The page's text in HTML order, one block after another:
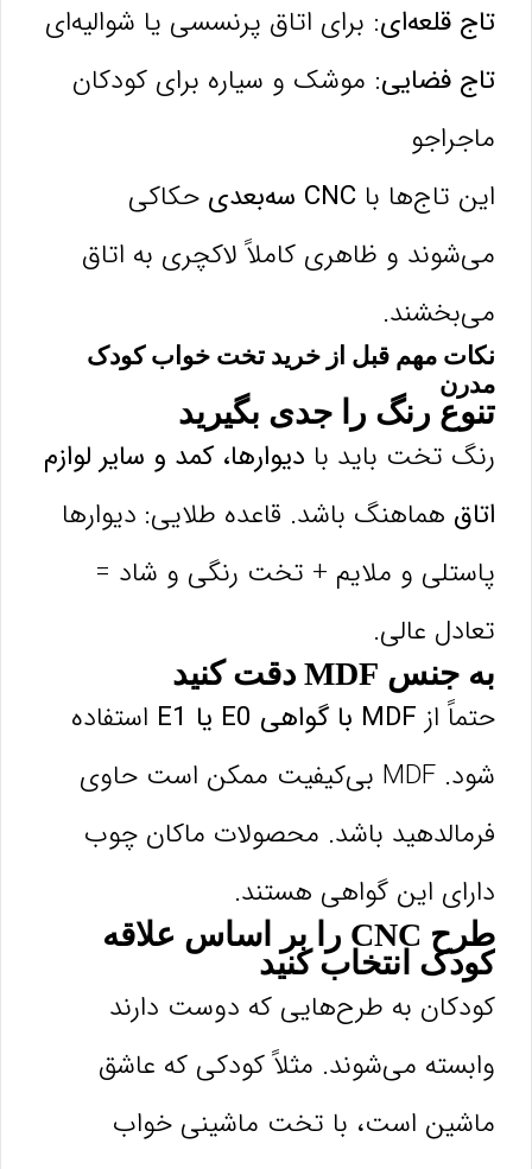
تاج قلعه‌ای: برای اتاق پرنسسی یا شوالیه‌ای
تاج فضایی: موشک و سیاره برای کودکان
ماجراجو
این تاج‌ها با CNC سه‌بعدی
حکاکی
می‌شوند و ظاهری کاملاً لاکچری به اتاق
می‌بخشند.
نکات مهم قبل از خرید تخت خواب کودک
مدرن
تنوع رنگ را جدی بگیرید
رنگ تخت باید با دیوارها، کمد و سایر لوازم
اتاق هماهنگ باشد. قاعده طلایی: دیوارها
پاستلی و ملایم + تخت رنگی و شاد =
تعادل عالی.
به جنس MDF دقت کنید
حتماً از MDF با گواهی E0 یا E1
استفاده
شود. MDF بی‌کیفیت ممکن است حاوی
فرمالدهید باشد. محصولات ماکان چوب
دارای این گواهی هستند.
طرح CNC را بر اساس علاقه
کودک انتخاب کنید
کودکان به طرح‌هایی که دوست دارند
وابسته می‌شوند. مثلاً کودکی که عاشق
ماشین است، با تخت ماشینی خواب